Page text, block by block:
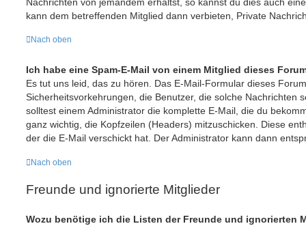
kann dem betreffenden Mitglied dann verbieten, Private
Nach oben
Ich habe eine Spam-E-Mail von einem Mitglied dieses
Es tut uns leid, das zu hören. Das E-Mail-Formular dieses
Sicherheitsvorkehrungen, die Benutzer, die solche Nachrichten
solltest einem Administrator die komplette E-Mail, die du
ganz wichtig, die Kopfzeilen (Headers) mitzuschicken. Diese
der die E-Mail verschickt hat. Der Administrator kann dann
Nach oben
Freunde und ignorierte Mitglieder
Wozu benötige ich die Listen der Freunde und ignorierten